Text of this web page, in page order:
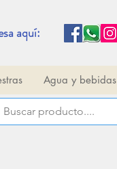
aquí:
Agua y bebidas